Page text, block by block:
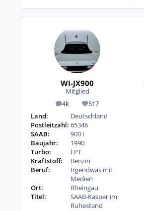
WI-JX900
Mitglied
4k
Beiträge 517
Reputation
Land:
Deutschland
Postleitzahl: 65346
SAAB:
900 I
Baujahr:
1990
Turbo:
FPT
Kraftstoff:
Benzin
Beruf:
Irgendwas mit
Medien
Ort:
Rheingau
Titel:
SAAB-Kasper im
Ruhestand